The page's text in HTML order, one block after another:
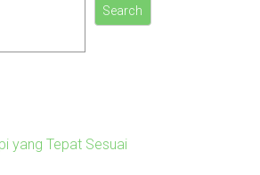
Search
yang Tepat Sesuai